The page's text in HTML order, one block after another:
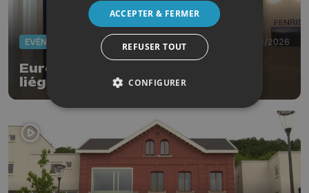
EVÈNEMENTS 22/06/2026
Eurosatory : les entreprises
liégeoises en vitrine à Paris
ACCEPTER & FERMER
REFUSER TOUT
CONFIGURER